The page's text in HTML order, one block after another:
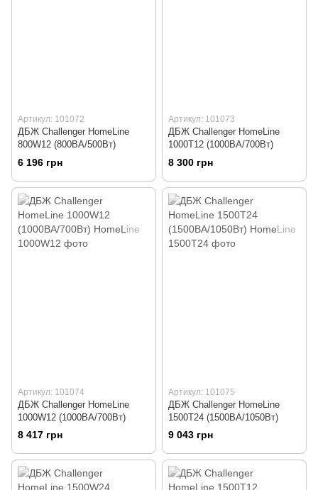
Артикул: 101072
ДБЖ Challenger HomeLine
800W12 (800ВА/500Вт)
6 196 грн
Артикул: 101073
ДБЖ Challenger HomeLine
1000T12 (1000ВА/700Вт)
8 300 грн
Артикул: 101074
ДБЖ Challenger HomeLine
1000W12 (1000ВА/700Вт)
8 417 грн
Артикул: 101075
ДБЖ Challenger HomeLine
1500T24 (1500ВА/1050Вт)
9 043 грн